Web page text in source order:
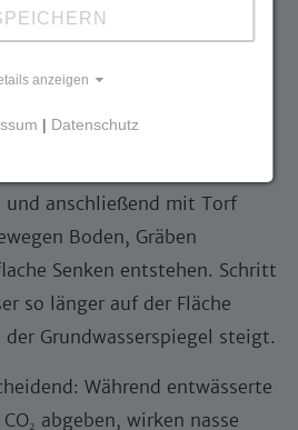
die Grundlage für eine
zu schaffen.
wenn alte
zurückgebaut werden.
Gräben von Pflanzen und
anschließend mit Torf
Boden, Gräben
Senken entstehen. Schritt
so länger auf der Fläche
Grundwasserspiegel steigt.
Während entwässerte
abgeben, wirken nasse
anzeigen
| Datenschutz